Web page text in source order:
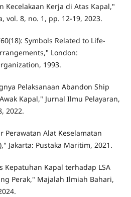
Kecelakaan Kerja di Atas Kapal,"
vol. 8, no. 1, pp. 12-19, 2023.
Symbols Related to Life-
London:
1993.
Pelaksanaan Abandon Ship
Kapal," Jurnal Ilmu Pelayaran,
2022.
Perawatan Alat Keselamatan
Jakarta: Pustaka Maritim, 2021.
Kepatuhan Kapal terhadap LSA
Perak," Majalah Ilmiah Bahari,